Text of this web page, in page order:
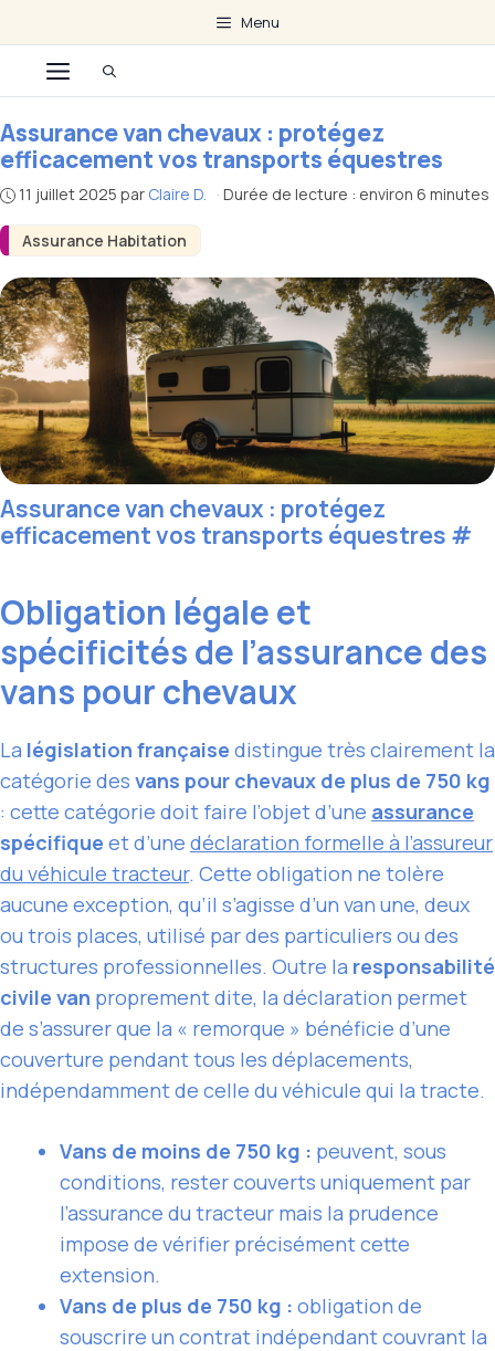
au
contenu
Menu
Menu
Assurance Habitation
Assurance van chevaux : protégez
efficacement vos transports équestres
11 juillet 2025 par Claire D. · Durée de lecture : environ 6 minutes
Assurance van chevaux : protégez
efficacement vos transports équestres #
Obligation légale et
spécificités de l’assurance des
vans pour chevaux
La législation française distingue très clairement la
catégorie des vans pour chevaux de plus de 750 kg
: cette catégorie doit faire l’objet d’une assurance
spécifique et d’une déclaration formelle à l’assureur
du véhicule tracteur. Cette obligation ne tolère
aucune exception, qu’il s’agisse d’un van une, deux
ou trois places, utilisé par des particuliers ou des
structures professionnelles. Outre la responsabilité
civile van proprement dite, la déclaration permet
de s’assurer que la « remorque » bénéficie d’une
couverture pendant tous les déplacements,
indépendamment de celle du véhicule qui la tracte.
Vans de moins de 750 kg : peuvent, sous
conditions, rester couverts uniquement par
l’assurance du tracteur mais la prudence
impose de vérifier précisément cette
extension.
Vans de plus de 750 kg : obligation de
souscrire un contrat indépendant couvrant la